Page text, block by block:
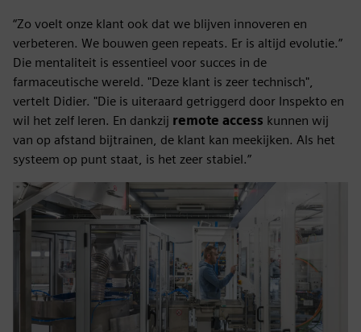
“Zo voelt onze klant ook dat we blijven innoveren en
verbeteren. We bouwen geen repeats. Er is altijd evolutie.”
Die mentaliteit is essentieel voor succes in de
farmaceutische wereld. "Deze klant is zeer technisch",
vertelt Didier. "Die is uiteraard getriggerd door Inspekto en
wil het zelf leren. En dankzij remote access kunnen wij
van op afstand bijtrainen, de klant kan meekijken. Als het
systeem op punt staat, is het zeer stabiel.”